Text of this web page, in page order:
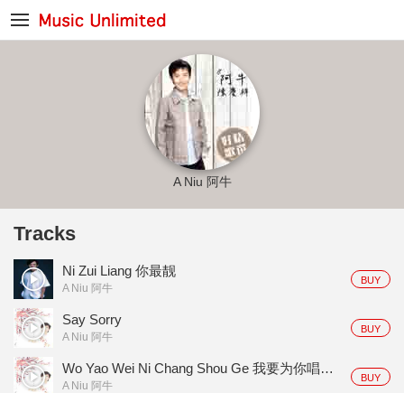
A Niu 阿牛
Tracks
BUY
Ni Zui Liang 你最靓
A Niu 阿牛
BUY
Say Sorry
A Niu 阿牛
BUY
Wo Yao Wei Ni Chang Shou Ge 我要为你唱首歌
A Niu 阿牛